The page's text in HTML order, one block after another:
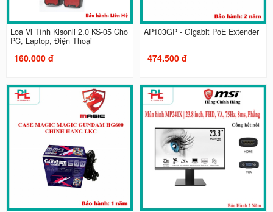
Loa Vi Tính Kisonli 2.0 KS-05 Cho
PC, Laptop, Điện Thoại
160.000 đ
AP103GP - Gigabit PoE Extender
474.500 đ